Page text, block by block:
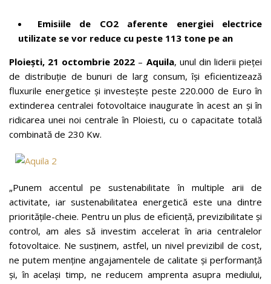
Emisiile de CO2 aferente energiei electrice
utilizate se vor reduce cu peste 113 tone pe an
Ploiești, 21 octombrie 2022 – Aquila, unul din liderii pieței
de distribuție de bunuri de larg consum, își eficientizează
fluxurile energetice și investește peste 220.000 de Euro în
extinderea centralei fotovoltaice inaugurate în acest an și în
ridicarea unei noi centrale în Ploiesti, cu o capacitate totală
combinată de 230 Kw.
„Punem accentul pe sustenabilitate în multiple arii de
activitate, iar sustenabilitatea energetică este una dintre
prioritățile-cheie. Pentru un plus de eficiență, previzibilitate și
control, am ales să investim accelerat în aria centralelor
fotovoltaice. Ne susținem, astfel, un nivel previzibil de cost,
ne putem menține angajamentele de calitate și performanță
și, în același timp, ne reducem amprenta asupra mediului,